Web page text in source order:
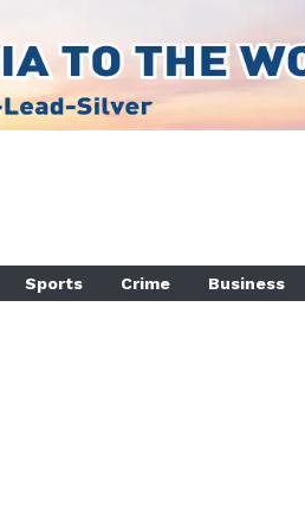
Sports Crime Business